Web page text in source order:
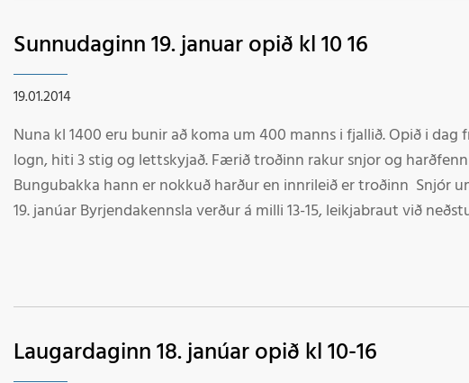
Sunnudaginn 19. januar opið kl 10 16
19.01.2014
Nuna kl 1400 eru bunir að koma um 400 manns i fjallið. Opið i dag fra kl 10 16. Veðrið kl 10:00
logn, hiti 3 stig og lettskyjað. Færið troðinn rakur snjor og
Bungubakka hann er nokkuð harður en innrileið er troðinn Snjór um víða veröld sunnudaginn
19. janúar Byrjendakennsla verður á milli 13-15, leikjabraut við
Laugardaginn 18. janúar opið kl 10-16